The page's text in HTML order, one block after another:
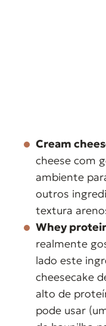
Cream
cheese com
ambiente
outros
textura
Whey
realmente
lado este
cheesecake
alto de
pode usar